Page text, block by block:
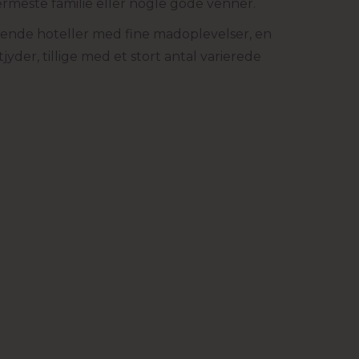
familie eller nogle gode venner.
hoteller med fine madoplevelser, en
tillige med et stort antal varierede